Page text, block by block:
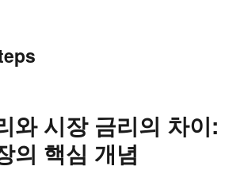
와 시장 금리의 차이:
의 핵심 개념